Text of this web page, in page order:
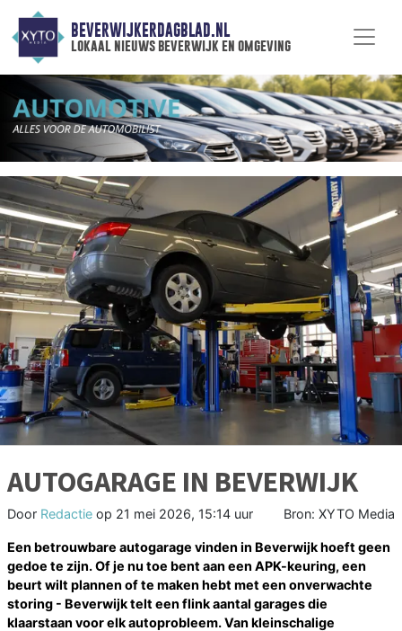
BEVERWIJKERDAGBLAD.NL
lokaal nieuws beverwijk en omgeving
AUTOGARAGE IN BEVERWIJK
Door Redactie op 21 mei 2026, 15:14 uur Bron: XYTO Media
Een betrouwbare autogarage vinden in Beverwijk hoeft geen
gedoe te zijn. Of je nu toe bent aan een APK-keuring, een
beurt wilt plannen of te maken hebt met een onverwachte
storing - Beverwijk telt een flink aantal garages die
klaarstaan voor elk autoprobleem. Van kleinschalige